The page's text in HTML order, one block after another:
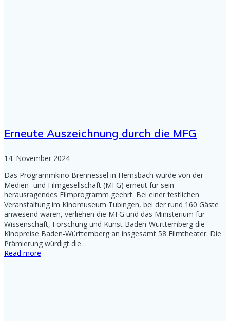
Erneute Auszeichnung durch die MFG
14. November 2024
Das Programmkino Brennessel in Hemsbach wurde von der
Medien- und Filmgesellschaft (MFG) erneut für sein
herausragendes Filmprogramm geehrt. Bei einer festlichen
Veranstaltung im Kinomuseum Tübingen, bei der rund 160 Gäste
anwesend waren, verliehen die MFG und das Ministerium für
Wissenschaft, Forschung und Kunst Baden-Württemberg die
Kinopreise Baden-Württemberg an insgesamt 58 Filmtheater. Die
Prämierung würdigt die…
Read more